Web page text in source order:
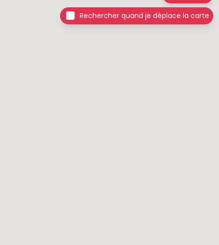
Rechercher quand je déplace la carte